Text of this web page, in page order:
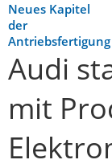
Neues Kapitel
der
Antriebsfertigung
Audi
mit